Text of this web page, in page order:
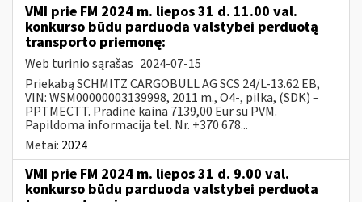
VMI prie FM 2024 m. liepos 31 d. 11.00 val.
konkurso būdu parduoda valstybei perduotą
transporto priemonę:
Web turinio sąrašas 2024-07-15
Priekabą SCHMITZ CARGOBULL AG SCS 24/L-13.62 EB,
VIN: WSM00000003139998, 2011 m., O4-, pilka, (SDK) –
PPTMECTT. Pradinė kaina 7139,00 Eur su PVM.
Papildoma informacija tel. Nr. +370 678...
Metai: 2024
VMI prie FM 2024 m. liepos 31 d. 9.00 val.
konkurso būdu parduoda valstybei perduota